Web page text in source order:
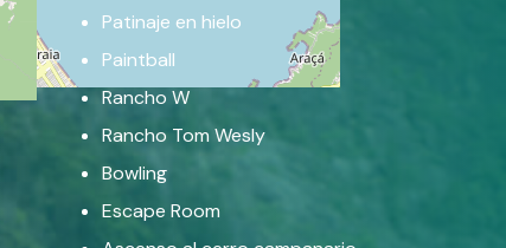
Patinaje en hielo
Paintball
Rancho W
Rancho Tom Wesly
Bowling
Escape Room